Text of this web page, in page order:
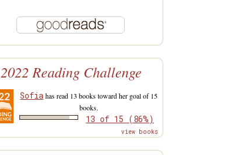
2022 Reading Challenge
Sofiahas read 13 books toward her goal of 15
books.
13 of 15 (86%)
view books